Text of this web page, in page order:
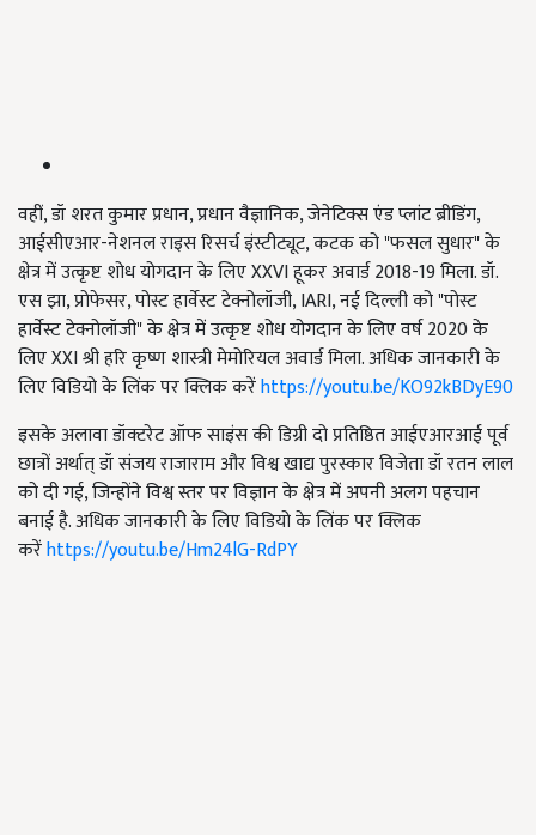
वहीं, डॉ शरत कुमार प्रधान, प्रधान वैज्ञानिक, जेनेटिक्स एंड प्लांट ब्रीडिंग,
आईसीएआर-नेशनल राइस रिसर्च इंस्टीट्यूट, कटक को "फसल सुधार" के
क्षेत्र में उत्कृष्ट शोध योगदान के लिए XXVI हूकर अवार्ड 2018-19 मिला. डॉ.
एस झा, प्रोफेसर, पोस्ट हार्वेस्ट टेक्नोलॉजी, IARI, नई दिल्ली को "पोस्ट
हार्वेस्ट टेक्नोलॉजी" के क्षेत्र में उत्कृष्ट शोध योगदान के लिए वर्ष 2020 के
लिए XXI श्री हरि कृष्ण शास्त्री मेमोरियल अवार्ड मिला. अधिक जानकारी के
लिए विडियो के लिंक पर क्लिक करेंhttps://youtu.be/KO92kBDyE90
इसके अलावा डॉक्टरेट ऑफ साइंस की डिग्री दो प्रतिष्ठित आईएआरआई पूर्व
छात्रों अर्थात् डॉ संजय राजाराम और विश्व खाद्य पुरस्कार विजेता डॉ रतन लाल
को दी गई, जिन्होंने विश्व स्तर पर विज्ञान के क्षेत्र में अपनी अलग पहचान
बनाई है. अधिक जानकारी के लिए विडियो के लिंक पर क्लिक
करेंhttps://youtu.be/Hm24lG-RdPY